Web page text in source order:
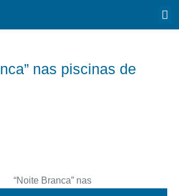
nas piscinas de